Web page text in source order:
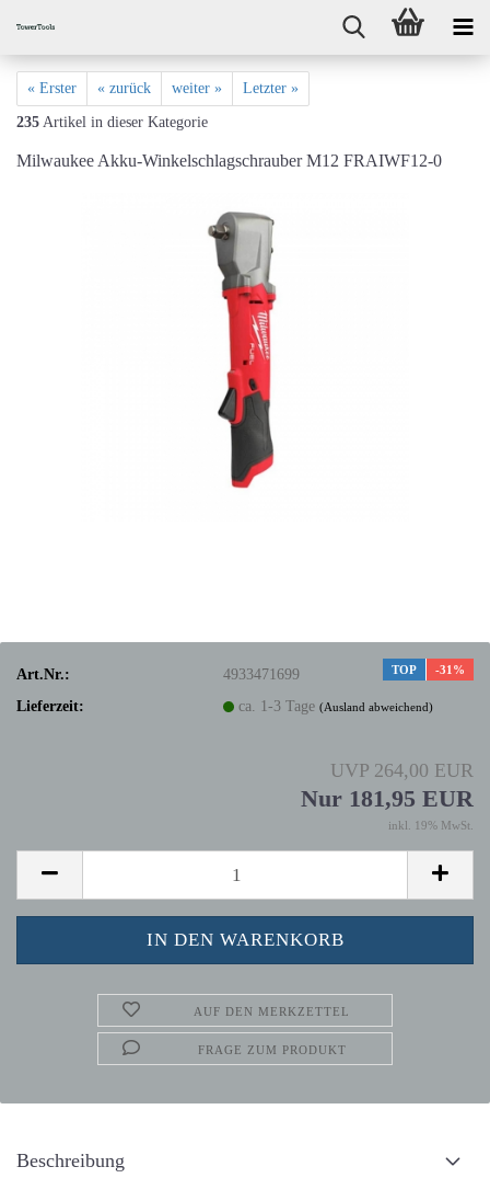
« Erster « zurück weiter » Letzter »
235 Artikel in dieser Kategorie
Milwaukee Akku-Winkelschlagschrauber M12 FRAIWF12-0
TOP -31%
Art.Nr.:
4933471699
Lieferzeit:
ca. 1-3 Tage(Ausland abweichend)
UVP 264,00 EUR
Nur 181,95 EUR
inkl. 19% MwSt.
AUF DEN MERKZETTEL
FRAGE ZUM PRODUKT
Beschreibung